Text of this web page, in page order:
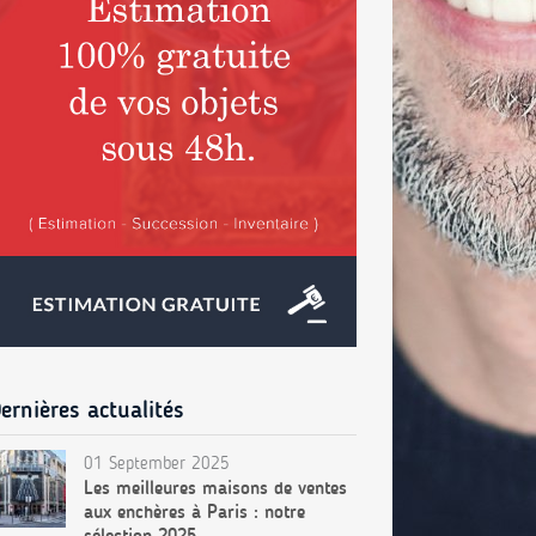
actualités
01 September 2025
Les meilleures maisons de ventes
aux enchères à Paris : notre